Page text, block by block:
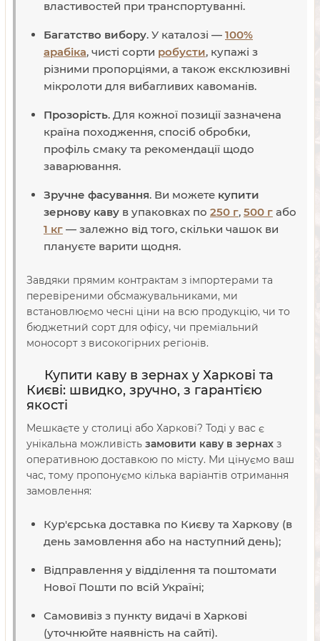
властивостей при транспортуванні.
Багатство вибору. У каталозі — 100%
арабіка, чисті сорти робусти, купажі з
різними пропорціями, а також ексклюзивні
мікролоти для вибагливих кавоманів.
Прозорість. Для кожної позиції зазначена
країна походження, спосіб обробки,
профіль смаку та рекомендації щодо
заварювання.
Зручне фасування. Ви можете купити
зернову каву в упаковках по 250 г, 500 г або
1 кг — залежно від того, скільки чашок ви
плануєте варити щодня.
Завдяки прямим контрактам з імпортерами та
перевіреними обсмажувальниками, ми
встановлюємо чесні ціни на всю продукцію, чи то
бюджетний сорт для офісу, чи преміальний
моносорт з високогірних регіонів.
Купити каву в зернах у Харкові та
Києві: швидко, зручно, з гарантією
якості
Мешкаєте у столиці або Харкові? Тоді у вас є
унікальна можливість замовити каву в зернах з
оперативною доставкою по місту. Ми цінуємо ваш
час, тому пропонуємо кілька варіантів отримання
замовлення:
Кур'єрська доставка по Києву та Харкову (в
день замовлення або на наступний день);
Відправлення у відділення та поштомати
Нової Пошти по всій Україні;
Самовивіз з пункту видачі в Харкові
(уточнюйте наявність на сайті).